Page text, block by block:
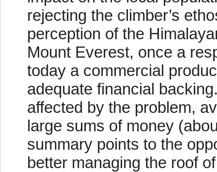
rejecting the climber’s
perception of the
Mount Everest, once a
today a commercial
adequate financial
affected by the problem,
large sums of money
summary points to the
better managing the roof